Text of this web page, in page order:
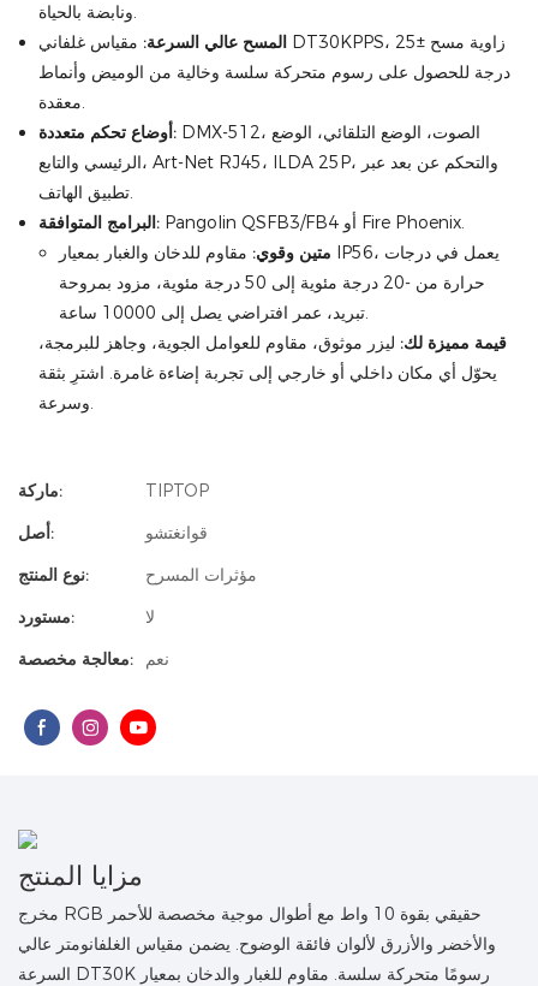
ونابضة بالحياة.
المسح عالي السرعة: مقياس غلفاني DT30KPPS، زاوية مسح ±25
درجة للحصول على رسوم متحركة سلسة وخالية من الوميض وأنماط
معقدة.
أوضاع تحكم متعددة:DMX-512، الصوت، الوضع التلقائي، الوضع
الرئيسي والتابع، Art-Net RJ45، ILDA 25P، والتحكم عن بعد عبر
تطبيق الهاتف.
البرامج المتوافقة:
Pangolin QSFB3/FB4 أو Fire Phoenix.
متين وقوي: مقاوم للدخان والغبار بمعيار IP56، يعمل في درجات
حرارة من -20 درجة مئوية إلى 50 درجة مئوية، مزود بمروحة
تبريد، عمر افتراضي يصل إلى 10000 ساعة.
قيمة مميزة لك: ليزر موثوق، مقاوم للعوامل الجوية، وجاهز للبرمجة،
يحوّل أي مكان داخلي أو خارجي إلى تجربة إضاءة غامرة. اشترِ بثقة
وسرعة.
ماركة:
TIPTOP
أصل:
قوانغتشو
نوع المنتج:
مؤثرات المسرح
مستورد:
لا
معالجة مخصصة:
نعم
مزايا المنتج
مخرج RGB حقيقي بقوة 10 واط مع أطوال موجية مخصصة للأحمر
والأخضر والأزرق لألوان فائقة الوضوح. يضمن مقياس الغلفانومتر عالي
السرعة DT30K رسومًا متحركة سلسة. مقاوم للغبار والدخان بمعيار